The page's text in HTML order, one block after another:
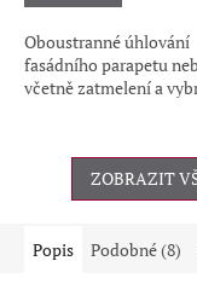
hvězdiček.
Oboustranné úhlování
fasádního parapetu
včetně zatmelení a
ZOBRAZIT
Popis Podobné (8)